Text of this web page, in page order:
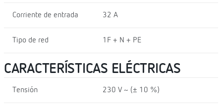
Corriente de entrada 32 A
Tipo de red 1F + N + PE
CARACTERÍSTICAS ELÉCTRICAS
Tensión 230 V ~ (± 10 %)